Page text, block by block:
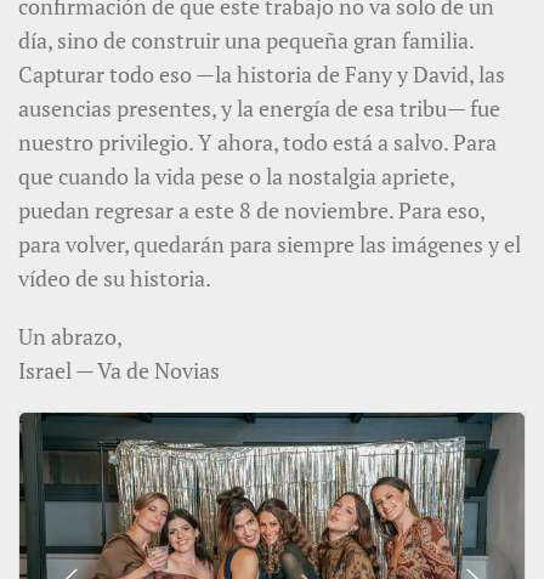
confirmación de que este trabajo no va solo de un
día, sino de construir una pequeña gran familia.
Capturar todo eso —la historia de Fany y David, las
ausencias presentes, y la energía de esa tribu— fue
nuestro privilegio. Y ahora, todo está a salvo. Para
que cuando la vida pese o la nostalgia apriete,
puedan regresar a este 8 de noviembre. Para eso,
para volver, quedarán para siempre las imágenes y el
vídeo de su historia.
Un abrazo,
Israel — Va de Novias